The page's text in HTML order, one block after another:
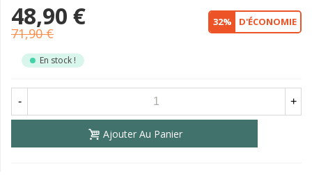
48,90 €
71,90 €
32% D'ÉCONOMIE
En stock !
- +
Ajouter Au Panier